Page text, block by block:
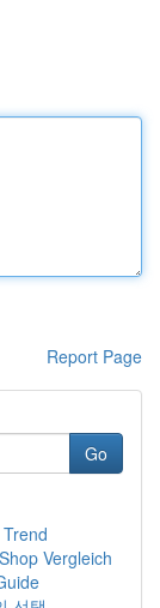
Report Page
Go
Vergleich